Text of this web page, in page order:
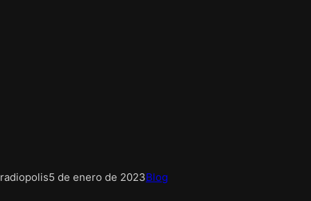
radiopolis5 de enero de 2023Blog